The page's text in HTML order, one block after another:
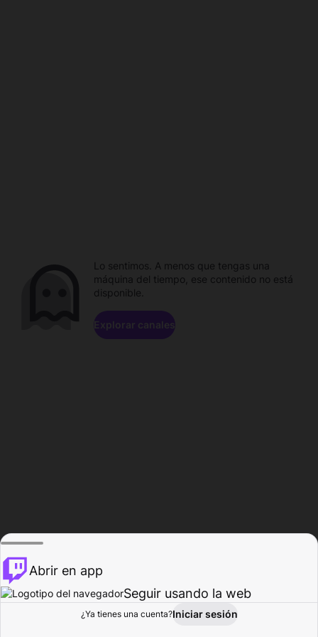
Explorar Actividad
Lo sentimos. A menos que tengas una
máquina del tiempo, ese contenido no está
disponible.
Explorar canales
Abrir en app
Seguir usando la web
¿Ya tienes una cuenta?Iniciar sesión